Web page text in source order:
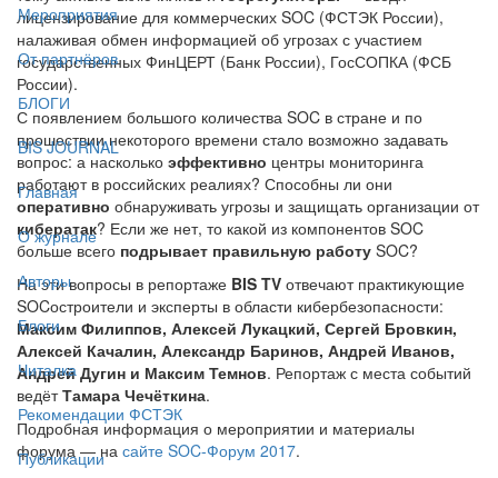
Мероприятия
От партнёров
БЛОГИ
BIS JOURNAL
Главная
О журнале
Авторы
Блоги
Читалка
Рекомендации ФСТЭК
Публикации
лицензирование для коммерческих SOC (ФСТЭК России),
налаживая обмен информацией об угрозах с участием
государственных ФинЦЕРТ (Банк России), ГосСОПКА (ФСБ
России).
С появлением большого количества SOC в стране и по
прошествии некоторого времени стало возможно задавать
вопрос: а насколько эффективно центры мониторинга
работают в российских реалиях? Способны ли они
оперативно обнаруживать угрозы и защищать организации от
кибератак? Если же нет, то какой из компонентов SOC
больше всего подрывает правильную работу SOC?
На эти вопросы в репортаже BIS TV отвечают практикующие
SOCостроители и эксперты в области кибербезопасности:
Максим Филиппов, Алексей Лукацкий, Сергей Бровкин,
Алексей Качалин, Александр Баринов, Андрей Иванов,
Андрей Дугин и Максим Темнов. Репортаж с места событий
ведётТамара Чечёткина.
Подробная информация о мероприятии и материалы
форума — на сайте SOC-Форум 2017.